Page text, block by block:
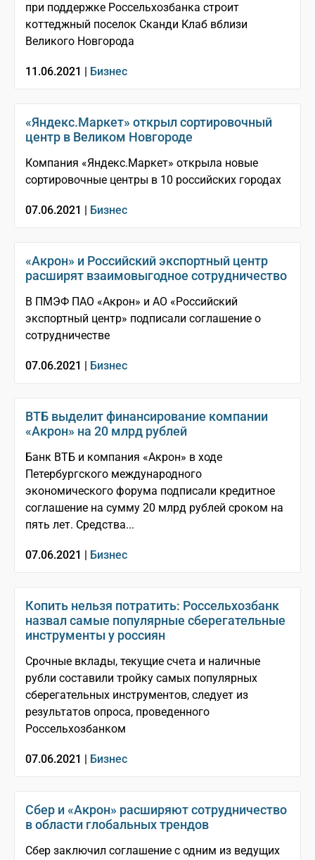
при поддержке Россельхозбанка строит
коттеджный поселок Сканди Клаб вблизи
Великого Новгорода
11.06.2021 | Бизнес
«Яндекс.Маркет» открыл сортировочный
центр в Великом Новгороде
Компания «Яндекс.Маркет» открыла новые
сортировочные центры в 10 российских городах
07.06.2021 | Бизнес
«Акрон» и Российский экспортный центр
расширят взаимовыгодное сотрудничество
В ПМЭФ ПАО «Акрон» и АО «Российский
экспортный центр» подписали соглашение о
сотрудничестве
07.06.2021 | Бизнес
ВТБ выделит финансирование компании
«Акрон» на 20 млрд рублей
Банк ВТБ и компания «Акрон» в ходе
Петербургского международного
экономического форума подписали кредитное
соглашение на сумму 20 млрд рублей сроком на
пять лет. Средства...
07.06.2021 | Бизнес
Копить нельзя потратить: Россельхозбанк
назвал самые популярные сберегательные
инструменты у россиян
Срочные вклады, текущие счета и наличные
рубли составили тройку самых популярных
сберегательных инструментов, следует из
результатов опроса, проведенного
Россельхозбанком
07.06.2021 | Бизнес
Сбер и «Акрон» расширяют сотрудничество
в области глобальных трендов
Сбер заключил соглашение с одним из ведущих